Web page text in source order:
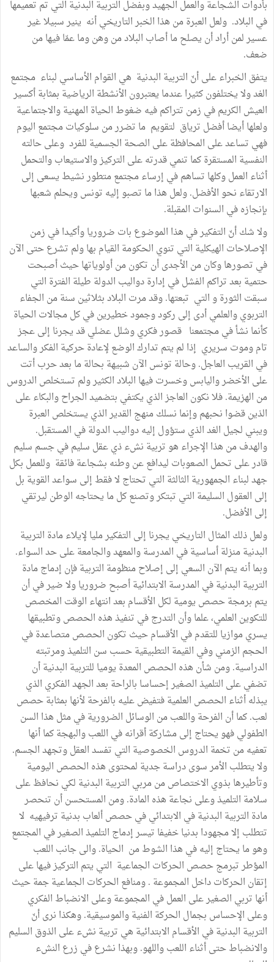
بأدوات الشجاعة والعمل الجهيد وبفضل التربية البدنية التي تم تعميمها
في البلاد. ولعل العبرة من هذا الخبر التاريخي أنه ينير سبيلا غير
عسير لمن أراد أن يصلح ما أصاب البلاد من وهن وما عمّا فيها من
ضعف.
يتفق الخبراء على أنّ التربية البدنية هي القوام الأساسي لبناء مجتمع
الغد ولا يختلفون كثيرا عندما يعتبرون الأنشطة الرياضية بمثابة أكسير
العيش الكريم في زمن تتراكم فيه ضغوط الحياة المهنية والاجتماعية
ولعلها أيضا أفضل ترياق لتقويم ما تضرر من سلوكيات مجتمع اليوم
فهي تساعد على المحافظة على الصحة الجسمية للفرد وعلى حالته
النفسية المستقرة كما تنمي قدرته على التركيز والاستيعاب والتحمل
أثناء العمل وكلها تساهم في إرساء مجتمع متطور نشيط يسعى إلى
الارتقاء نحو الأفضل. ولعل هذا ما تصبو إليه تونس ويحلم شعبها
بإنجازه في السنوات المقبلة.
ولا شك أنّ التفكير في هذا الموضوع بات ضروريا وأكيدا في زمن
الإصلاحات الهيكلية التي تنوي الحكومة القيام بها ولم تشرع حتى الآن
في تصورها وكان من الأجدى أن تكون من أولوياتها حيث أصبحت
حتمية بعد تراكم الفشل في إدارة دواليب الدولة طيلة الفترة التي
سبقت الثورة و التي تبعتها. وقد مرت البلاد بثلاثين سنة من الجفاء
التربوي والعلمي أدى إلى ركود وجمود خطيرين في كل مجالات الحياة
كأنما نشأ في مجتمعنا قصور فكري وشلل عضلي قد يجرنا إلى عجز
تام وموت سريري إذا لم يتم تدارك الوضع لإعادة حركية الفكر والساعد
في القريب العاجل. وحالة تونس الآن شبيهة بحالة ما بعد حرب أتت
على الأخضر واليابس وخسرت فيها البلاد الكثير ولم تستخلص الدروس
من الهزيمة. فلا نكون العاجز الذي يكتفي بتضميد الجراح والبكاء على
الذين قضوا نحبهم وإنما نسلك منهج القدير الذي يستخلص العبرة
ويبني لجيل الغد الذي ستؤول إليه دواليب الدولة في المستقبل.
والهدف من هذا الإجراء هو تربية نشء ذي عقل سليم في جسم سليم
قادر على تحمل الصعوبات ليدافع عن وطنه بشجاعة فائقة وللعمل بكل
جهد لبناء الجمهورية الثالثة التي تحتاج لا فقط إلى سواعد القوية بل
إلى العقول السليمة التي تبتكر وتصنع كل ما يحتاجه الوطن ليرتقي
إلى الأفضل.
ولعل ذلك المثال التاريخي يجرنا إلى التفكير مليا لإيلاء مادة التربية
البدنية منزلة أساسية في المدرسة والمعهد والجامعة على حد السواء.
وبما أنه يتم الآن السعي إلى إصلاح منظومة التربية فإن إدماج مادة
التربية البدنية في المدرسة الابتدائية أصبح ضروريا ولا ضير في أن
يتم برمجة حصص يومية لكل الأقسام بعد انتهاء الوقت المخصص
للتكوين العلمي، علما وأن التدرج في تنفيذ هذه الحصص وتطبيقها
يسري موازيا للتقدم في الأقسام حيث تكون الحصص متصاعدة في
الحجم الزمني وفي القيمة التطبيقية حسب سن التلميذ ومرتبته
الدراسية. ومن شأن هذه الحصص المعدة يوميا للتربية البدنية أن
تضفي على التلميذ الصغير إحساسا بالراحة بعد الجهد الفكري الذي
يبذله أثناء الحصص العلمية فتفيض عليه بالفرحة لأنها بمثابة حصص
لعب. كما أن الفرحة واللعب من الوسائل الضرورية في مثل هذا السن
الطفولي فهو يحتاج إلى مشاركة أقرانه في اللعب والبهجة كما أنها
تعفيه من تخمة الدروس الخصوصية التي تفسد العقل وتجهد الجسم.
ولا يتطلب الأمر سوى دراسة جدية لمحتوى هذه الحصص اليومية
وتأطيرها بذوي الاختصاص من مربي التربية البدنية لكي نحافظ على
سلامة التلميذ وعلى نجاعة هذه المادة. ومن المستحسن أن تنحصر
مادة التربية البدنية في الابتدائي في حصص ألعاب بدنية ترفيهيه لا
تتطلب إلا مجهودا بدنيا خفيفا تيسر إدماج التلميذ الصغير في المجتمع
وهو ما يحتاج إليه في هذا الشوط من الحياة. والى جانب اللعب
المؤطر تبرمج حصص الحركات الجماعية التي يتم التركيز فيها على
إتقان الحركات داخل المجموعة . ومنافع الحركات الجماعية جمة حيث
أنها تربي الصغير على العمل في المجموعة وعلى الانضباط الفكري
وعلى الإحساس بجمال الحركة الفنية والموسيقية. وهكذا نرى أنّ
التربية البدنية في الأقسام الابتدائية هي تربية نشء على الذوق السليم
والانضباط حتى أثناء اللعب واللهو. وبهذا نشرع في زرع النشء